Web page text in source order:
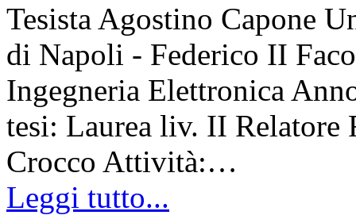
Tesista Agostino Capone
di Napoli - Federico II
Ingegneria Elettronica
tesi: Laurea liv. II Relatore
Crocco Attività:…
Leggi tutto...